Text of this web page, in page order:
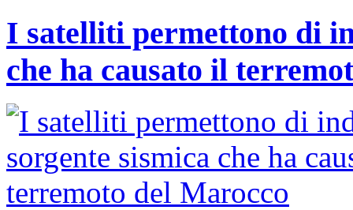
I satelliti permettono di
che ha causato il